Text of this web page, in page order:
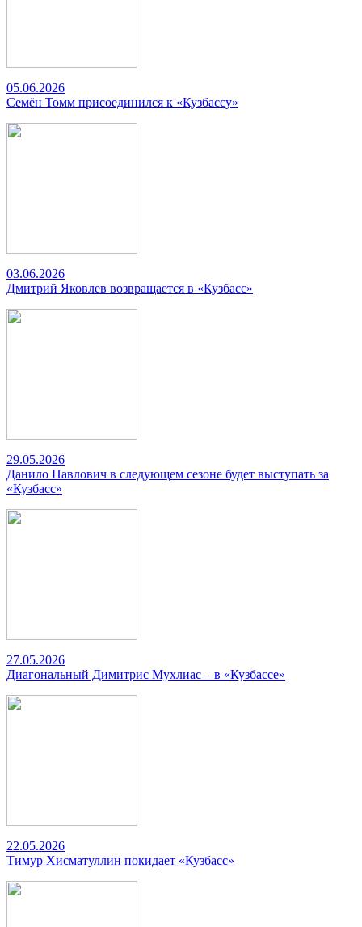
05.06.2026
Семён Томм присоединился к «Кузбассу»
03.06.2026
Дмитрий Яковлев возвращается в «Кузбасс»
29.05.2026
Данило Павлович в следующем сезоне будет выступать за
«Кузбасс»
27.05.2026
Диагональный Димитрис Мухлиас – в «Кузбассе»
22.05.2026
Тимур Хисматуллин покидает «Кузбасс»